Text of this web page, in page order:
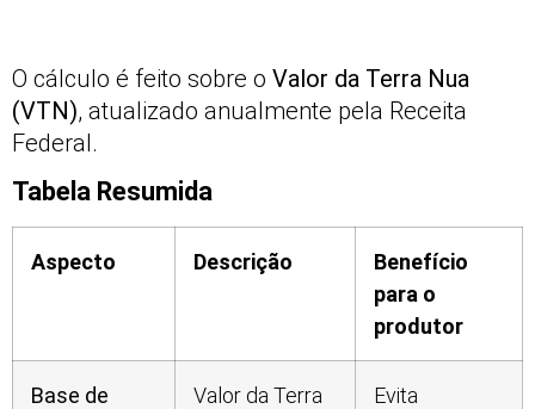
O cálculo é feito sobre o Valor da Terra Nua
(VTN), atualizado anualmente pela Receita
Federal.
Tabela Resumida
Aspecto Descrição
Benefício
para o
produtor
Base de
Valor da Terra
Evita